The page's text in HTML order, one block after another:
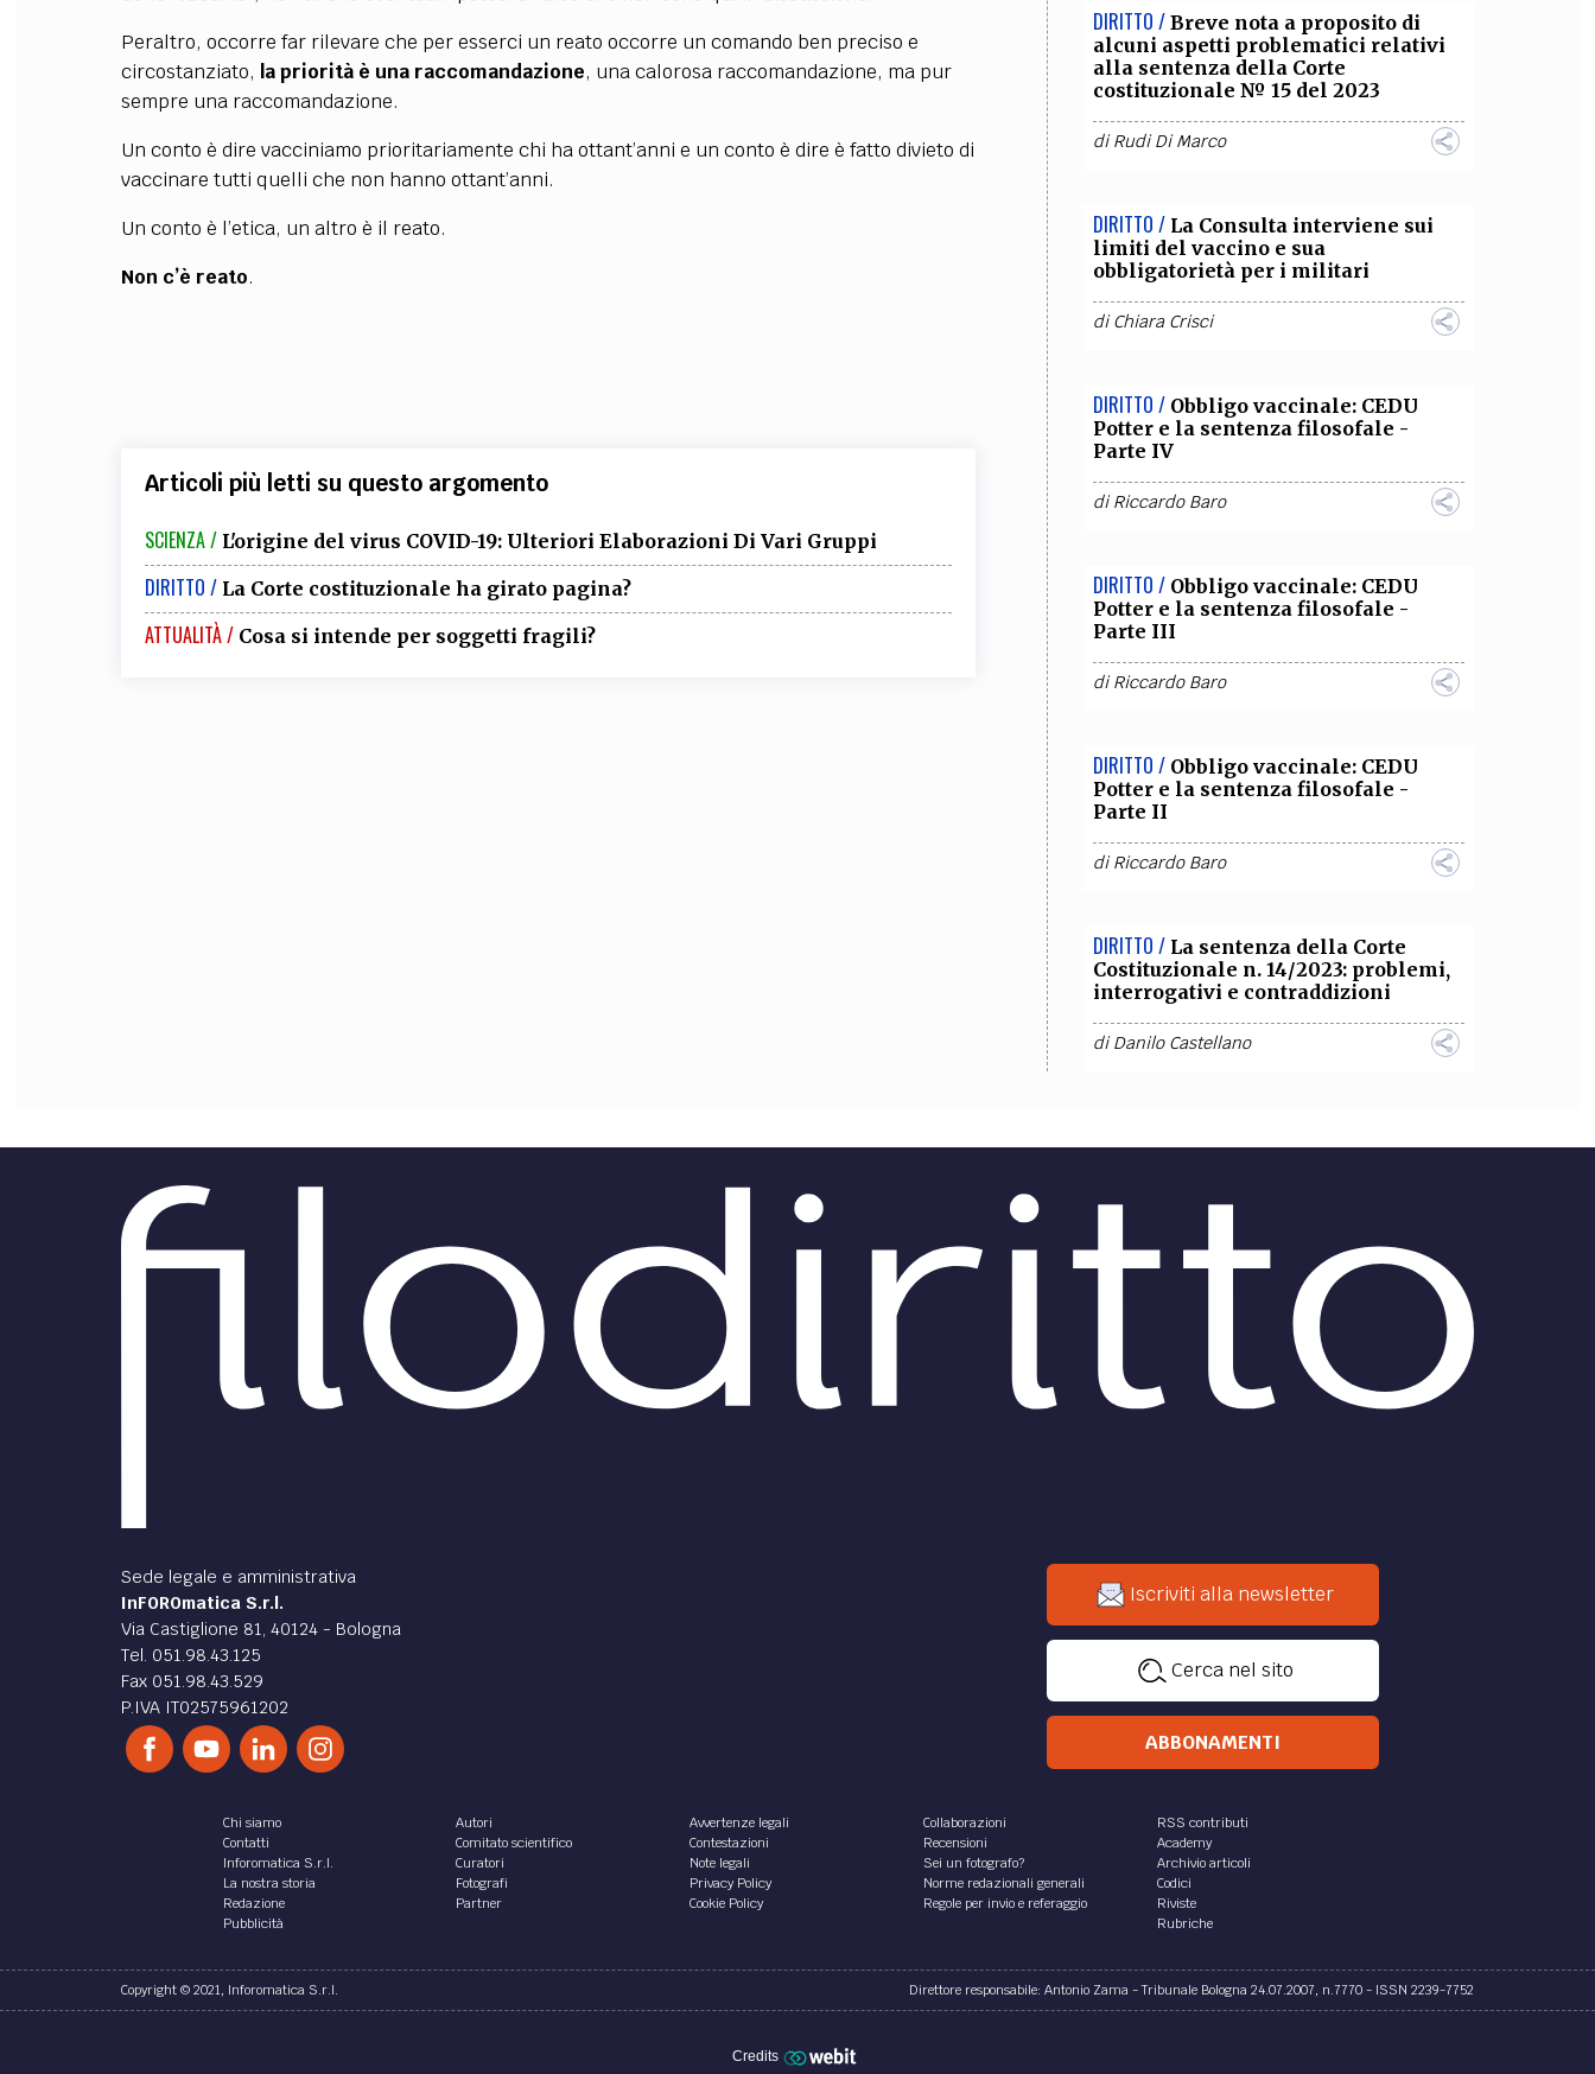
Peraltro, occorre far rilevare che per esserci un reato occorre un comando ben preciso e
circostanziato, la priorità è una raccomandazione, una calorosa raccomandazione, ma pur
sempre una raccomandazione.
Un conto è dire vacciniamo prioritariamente chi ha ottant’anni e un conto è dire è fatto divieto di
vaccinare tutti quelli che non hanno ottant’anni.
Un conto è l’etica, un altro è il reato.
Non c’è reato.
Articoli più letti su questo argomento
SCIENZA / L'origine del virus COVID-19: Ulteriori Elaborazioni Di Vari Gruppi
DIRITTO / La Corte costituzionale ha girato pagina?
ATTUALITÀ / Cosa si intende per soggetti fragili?
DIRITTO / Breve nota a proposito di
alcuni aspetti problematici relativi
alla sentenza della Corte
costituzionale № 15 del 2023
diRudi Di Marco
DIRITTO / La Consulta interviene sui
limiti del vaccino e sua
obbligatorietà per i militari
diChiara Crisci
DIRITTO / Obbligo vaccinale: CEDU
Potter e la sentenza filosofale -
Parte IV
diRiccardo Baro
DIRITTO / Obbligo vaccinale: CEDU
Potter e la sentenza filosofale -
Parte III
diRiccardo Baro
DIRITTO / Obbligo vaccinale: CEDU
Potter e la sentenza filosofale -
Parte II
diRiccardo Baro
DIRITTO / La sentenza della Corte
Costituzionale n. 14/2023: problemi,
interrogativi e contraddizioni
diDanilo Castellano
Sede legale e amministrativa
InFOROmatica S.r.l.
Via Castiglione 81, 40124 - Bologna
Tel. 051.98.43.125
Fax 051.98.43.529
P.IVA IT02575961202
Iscriviti alla newsletter
Cerca nel sito
ABBONAMENTI
Chi siamo
Contatti
Inforomatica S.r.l.
La nostra storia
Redazione
Pubblicità
Autori
Comitato scientifico
Curatori
Fotografi
Partner
Avvertenze legali
Contestazioni
Note legali
Privacy Policy
Cookie Policy
Collaborazioni
Recensioni
Sei un fotografo?
Norme redazionali generali
Regole per invio e referaggio
RSS contributi
Academy
Archivio articoli
Codici
Riviste
Rubriche
Copyright © 2021, Inforomatica S.r.l. Direttore responsabile: Antonio Zama - Tribunale Bologna 24.07.2007, n.7770 - ISSN 2239-7752
Credits